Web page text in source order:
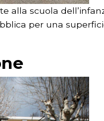
scuola
per una